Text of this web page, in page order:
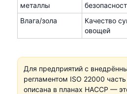
металлы
Влага/зола
Качество
овощей
Для предприятий с
регламентом ISO 22000
описана в планах HACCP —